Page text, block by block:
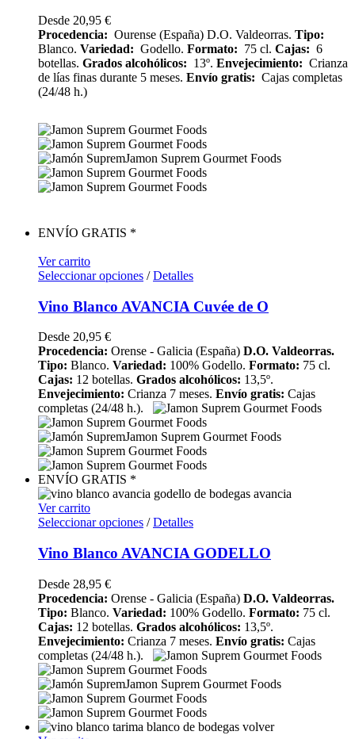
Desde 20,95 €
Procedencia: Ourense (España) D.O. Valdeorras. Tipo:
Blanco. Variedad: Godello. Formato: 75 cl. Cajas: 6
botellas. Grados alcohólicos: 13º. Envejecimiento: Crianza
de lías finas durante 5 meses. Envío gratis: Cajas completas
(24/48 h.)
ENVÍO GRATIS *
Ver carrito
Seleccionar opciones / Detalles
Vino Blanco AVANCIA Cuvée de O
Desde 20,95 €
Procedencia: Orense - Galicia (España) D.O. Valdeorras.
Tipo: Blanco. Variedad: 100% Godello. Formato: 75 cl.
Cajas: 12 botellas. Grados alcohólicos: 13,5º.
Envejecimiento: Crianza 7 meses. Envío gratis: Cajas
completas (24/48 h.).
ENVÍO GRATIS *
Ver carrito
Seleccionar opciones / Detalles
Vino Blanco AVANCIA GODELLO
Desde 28,95 €
Procedencia: Orense - Galicia (España) D.O. Valdeorras.
Tipo: Blanco. Variedad: 100% Godello. Formato: 75 cl.
Cajas: 12 botellas. Grados alcohólicos: 13,5º.
Envejecimiento: Crianza 7 meses. Envío gratis: Cajas
completas (24/48 h.).